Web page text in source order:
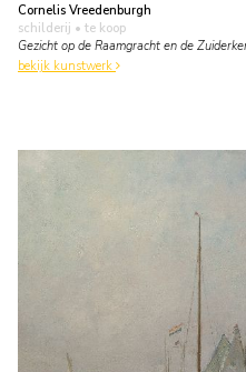
Cornelis Vreedenburgh
schilderij • te koop
Gezicht op de Raamgracht en de
bekijk kunstwerk